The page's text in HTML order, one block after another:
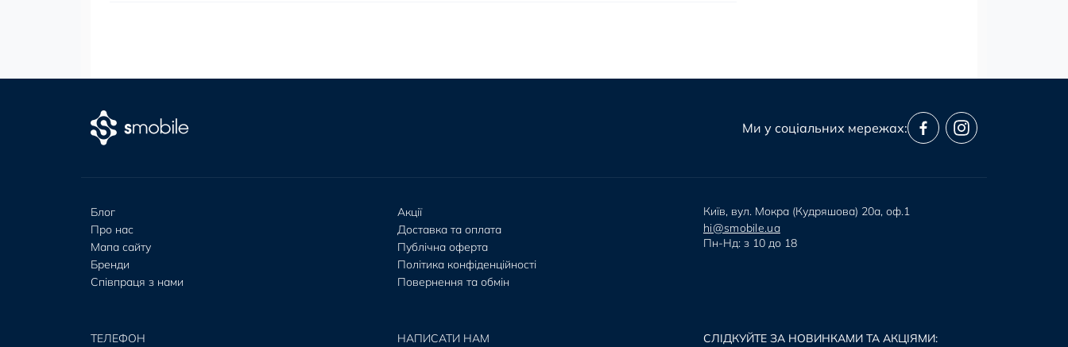
Ми у соціальних мережах:
Блог
Про нас
Мапа сайту
Бренди
Співпраця з нами
Акції
Доставка та оплата
Публічна оферта
Політика конфіденційності
Повернення та обмін
Київ, вул. Мокра (Кудряшова) 20а, оф.1
hi@smobile.ua
Пн-Нд: з 10 до 18
ТЕЛЕФОН НАПИСАТИ НАМ СЛІДКУЙТЕ ЗА НОВИНКАМИ ТА АКЦІЯМИ: